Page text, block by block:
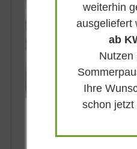
weiterhin
ab
Nutzen
Ihre
schon jetzt